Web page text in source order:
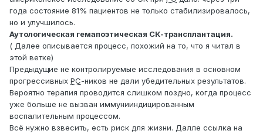
года состояние 81% пациентов не только стабилизировалось,
но и улучшилось.
Аутологическая гемапоэтическая СК-трансплантация.
( Далее описывается процесс, похожий на то, что я читал в
этой ветке)
Предыдущие не контролируемые исследования в основном
прогрессивных РС-ников не дали убедительных результатов.
Вероятно терапия проводится слишком поздно, когда процесс
уже больше не вызван иммунииндицированным
воспалительным процессом.
Всё нужно взвесить, есть риск для жизни. Далле ссылка на